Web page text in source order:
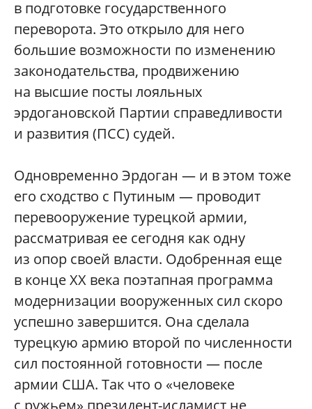
в подготовке государственного
переворота. Это открыло для него
большие возможности по изменению
законодательства, продвижению
на высшие посты лояльных
эрдогановской Партии справедливости
и развития (ПСС) судей.
Одновременно Эрдоган — и в этом тоже
его сходство с Путиным — проводит
перевооружение турецкой армии,
рассматривая ее сегодня как одну
из опор своей власти. Одобренная еще
в конце XX века поэтапная программа
модернизации вооруженных сил скоро
успешно завершится. Она сделала
турецкую армию второй по численности
сил постоянной готовности — после
армии США. Так что о «человеке